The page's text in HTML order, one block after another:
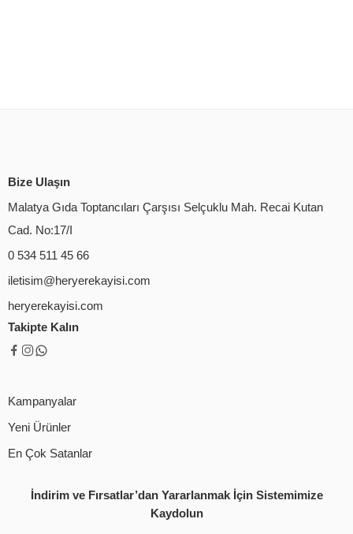
Bize Ulaşın
Malatya Gıda Toptancıları Çarşısı Selçuklu Mah. Recai Kutan
Cad. No:17/I
0 534 511 45 66
iletisim@heryerekayisi.com
heryerekayisi.com
Takipte Kalın
Kampanyalar
Yeni Ürünler
En Çok Satanlar
İndirim ve Fırsatlar’dan Yararlanmak İçin Sistemimize
Kaydolun